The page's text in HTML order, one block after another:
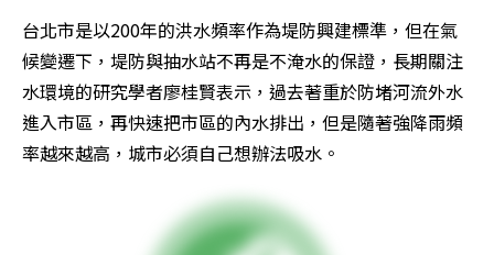
台北市是以200年的洪水頻率作為堤防興建標準，但在氣
候變遷下，堤防與抽水站不再是不淹水的保證，長期關注
水環境的研究學者廖桂賢表示，過去著重於防堵河流外水
進入市區，再快速把市區的內水排出，但是隨著強降雨頻
率越來越高，城市必須自己想辦法吸水。